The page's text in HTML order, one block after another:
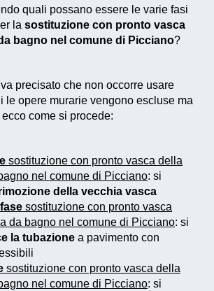
quali possano essere le varie fasi
la sostituzione con pronto vasca
bagno nel comune di Picciano?
va precisato che non occorre usare
le opere murarie vengono escluse ma
ecco come si procede:
sostituzione con pronto vasca della
nel comune di Picciano: si
della vecchia vasca
sostituzione con pronto vasca
da bagno nel comune di Picciano: si
la tubazione a pavimento con
sostituzione con pronto vasca della
nel comune di Picciano: si